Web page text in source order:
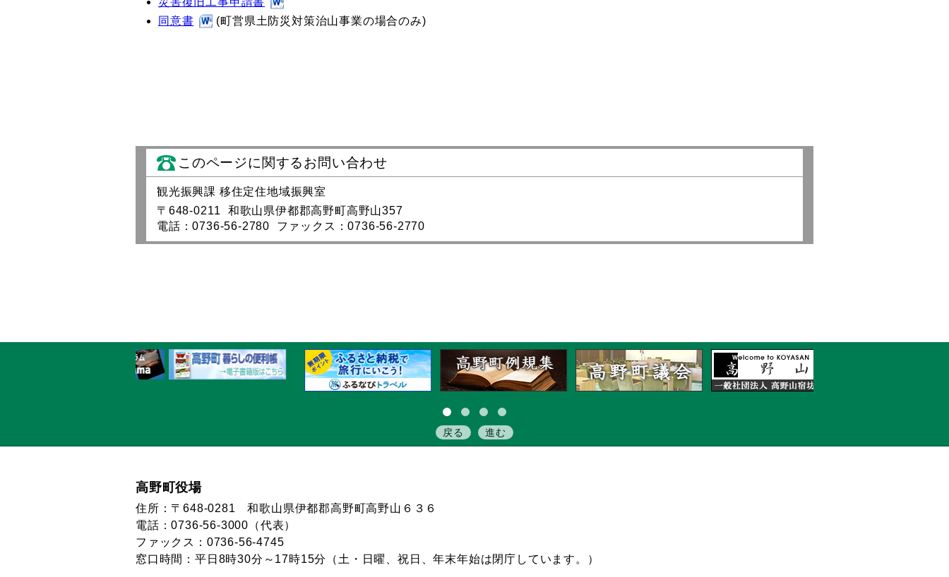
同意書
(町営県土防災対策治山事業の場合のみ)
このページに関するお問い合わせ
観光振興課 移住定住地域振興室
〒648-0211 和歌山県伊都郡高野町高野山357
電話：0736-56-2780 ファックス：0736-56-2770
戻る 進む
高野町役場
住所：〒648-0281 和歌山県伊都郡高野町高野山６３６
電話：0736-56-3000（代表）
ファックス：0736-56-4745
窓口時間：平日8時30分～17時15分（土・日曜、祝日、年末年始は閉庁しています。）